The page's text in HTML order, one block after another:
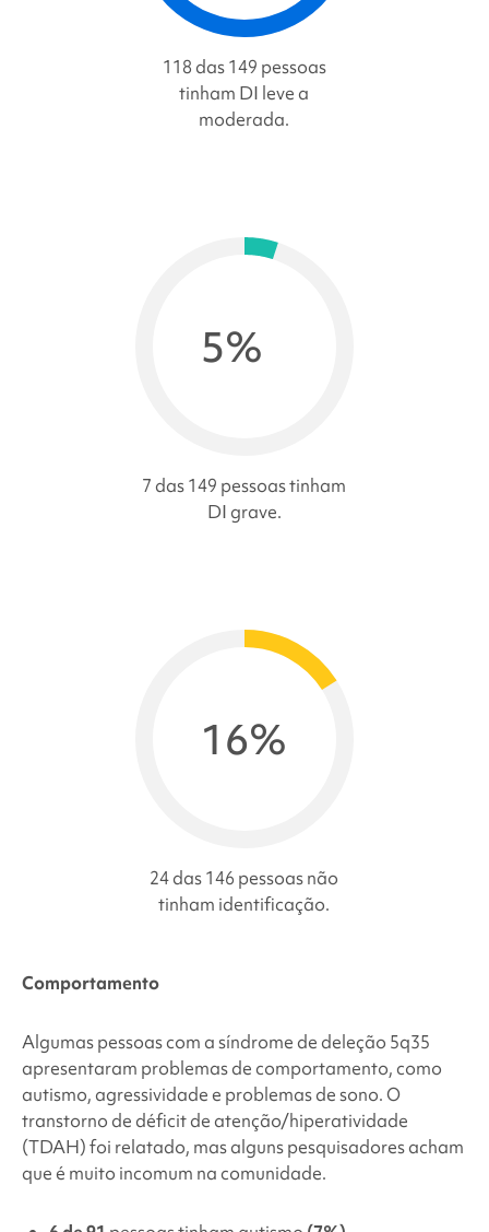
118 das 149 pessoas
tinham DI leve a
moderada.
5%
7 das 149 pessoas tinham
DI grave.
16%
24 das 146 pessoas não
tinham identificação.
Comportamento
Algumas pessoas com asíndrome de deleção 5q35
apresentaram problemas de comportamento, como
autismo, agressividade e problemas de sono. O
transtorno de déficit de atenção/hiperatividade
(TDAH) foi relatado, mas alguns pesquisadores acham
que é muito incomum na comunidade.